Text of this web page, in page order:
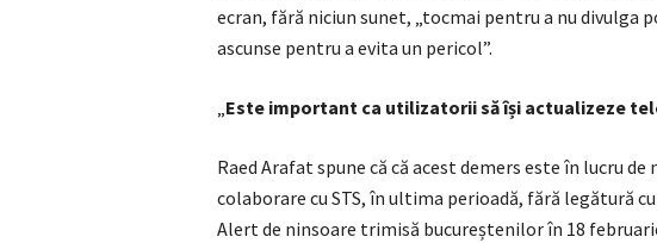
ecran, fără niciun sunet, „tocmai pentru a nu divulga
ascunse pentru a evita un pericol”.
„Este important ca utilizatorii să își actualizeze
Raed Arafat spune că că acest demers este în lucru
colaborare cu STS, în ultima perioadă, fără legătură
Alert de ninsoare trimisă bucureștenilor în 18